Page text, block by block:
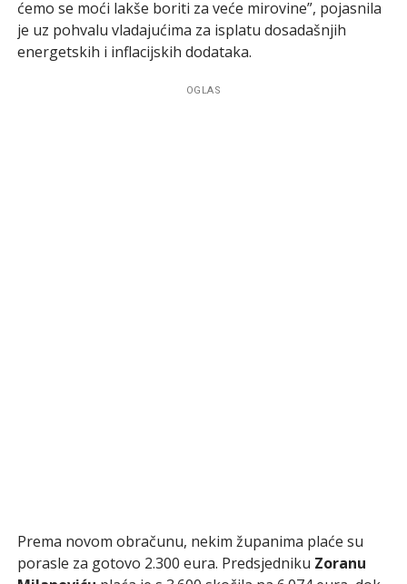
ćemo se moći lakše boriti za veće mirovine”, pojasnila
je uz pohvalu vladajućima za isplatu dosadašnjih
energetskih i inflacijskih dodataka.
OGLAS
Prema novom obračunu, nekim županima plaće su
porasle za gotovo 2.300 eura. Predsjedniku Zoranu